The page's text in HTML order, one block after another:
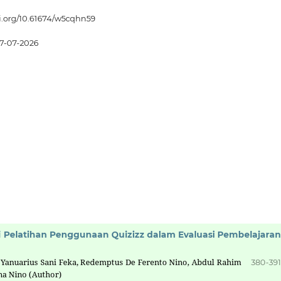
10.61674/w5cqhn59
07-2026
Penggunaan Quizizz dalam Evaluasi Pembelajaran
Sani Feka, Redemptus De Ferento Nino, Abdul Rahim
Nino (Author)
380-391